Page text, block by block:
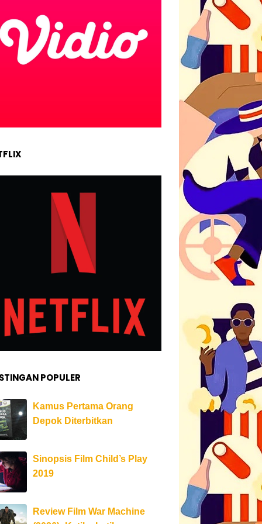
POPULER
Kamus Pertama Orang
Depok Diterbitkan
Sinopsis Film Child’s Play
2019
Review Film War Machine